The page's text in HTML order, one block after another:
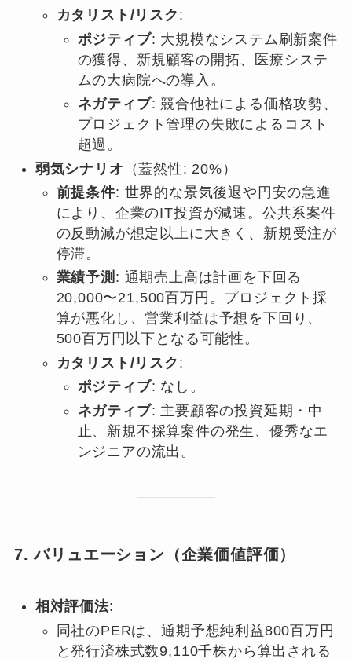
カタリスト/リスク :
ポジティブ: 大規模なシステム刷新案件
の獲得、新規顧客の開拓、医療システ
ムの大病院への導入。
ネガティブ: 競合他社による価格攻勢、
プロジェクト管理の失敗によるコスト
超過。
弱気シナリオ （蓋然性: 20%）
前提条件: 世界的な景気後退や円安の急進
により、企業のIT投資が減速。公共系案件
の反動減が想定以上に大きく、新規受注が
停滞。
業績予測 : 通期売上高は計画を下回る
20,000〜21,500百万円。プロジェクト採
算が悪化し、営業利益は予想を下回り、
500百万円以下となる可能性。
カタリスト/リスク :
ポジティブ: なし。
ネガティブ: 主要顧客の投資延期・中
止、新規不採算案件の発生、優秀なエ
ンジニアの流出。
7. バリュエーション（企業価値評価）
相対評価法:
同社のPERは、通期予想純利益800百万円
と発行済株式数9,110千株から算出される